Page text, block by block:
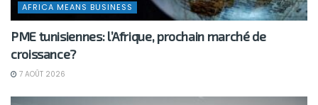
AFRICA MEANS BUSINESS
PME tunisiennes: l’Afrique, prochain marché de
croissance?
7 AOÛT 2026